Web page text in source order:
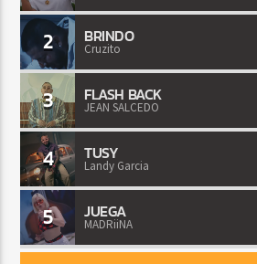
2 BRINDO
Cruzito
3 FLASH BACK
JEAN SALCEDO
4 TUSY
Landy Garcia
5 JUEGA
MADRiiNA